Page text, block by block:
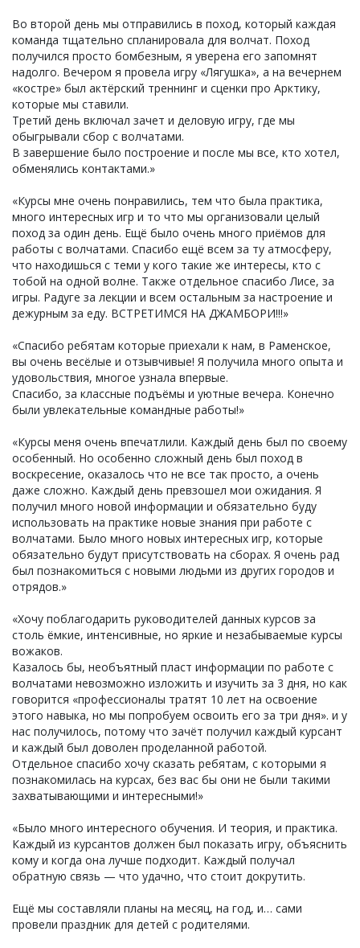
Во второй день мы отправились в поход, который каждая
команда тщательно спланировала для волчат. Поход
получился просто бомбезным, я уверена его запомнят
надолго. Вечером я провела игру «Лягушка», а на вечернем
«костре» был актёрский треннинг и сценки про Арктику,
которые мы ставили.
Третий день включал зачет и деловую игру, где мы
обыгрывали сбор с волчатами.
В завершение было построение и после мы все, кто хотел,
обменялись контактами.»
«Курсы мне очень понравились, тем что была практика,
много интересных игр и то что мы организовали целый
поход за один день. Ещё было очень много приёмов для
работы с волчатами. Спасибо ещё всем за ту атмосферу,
что находишься с теми у кого такие же интересы, кто с
тобой на одной волне. Также отдельное спасибо Лисе, за
игры. Радуге за лекции и всем остальным за настроение и
дежурным за еду. ВСТРЕТИМСЯ НА ДЖАМБОРИ!!!»
«Спасибо ребятам которые приехали к нам, в Раменское,
вы очень весёлые и отзывчивые! Я получила много опыта и
удовольствия, многое узнала впервые.
Спасибо, за классные подъёмы и уютные вечера. Конечно
были увлекательные командные работы!»
«Курсы меня очень впечатлили. Каждый день был по своему
особенный. Но особенно сложный день был поход в
воскресение, оказалось что не все так просто, а очень
даже сложно. Каждый день превзошел мои ожидания. Я
получил много новой информации и обязательно буду
использовать на практике новые знания при работе с
волчатами. Было много новых интересных игр, которые
обязательно будут присутствовать на сборах. Я очень рад
был познакомиться с новыми людьми из других городов и
отрядов.»
«Хочу поблагодарить руководителей данных курсов за
столь ёмкие, интенсивные, но яркие и незабываемые курсы
вожаков.
Казалось бы, необъятный пласт информации по работе с
волчатами невозможно изложить и изучить за 3 дня, но как
говорится «профессионалы тратят 10 лет на освоение
этого навыка, но мы попробуем освоить его за три дня». и у
нас получилось, потому что зачёт получил каждый курсант
и каждый был доволен проделанной работой.
Отдельное спасибо хочу сказать ребятам, с которыми я
познакомилась на курсах, без вас бы они не были такими
захватывающими и интересными!»
«Было много интересного обучения. И теория, и практика.
Каждый из курсантов должен был показать игру, объяснить
кому и когда она лучше подходит. Каждый получал
обратную связь — что удачно, что стоит докрутить.
Ещё мы составляли планы на месяц, на год, и… сами
провели праздник для детей с родителями.